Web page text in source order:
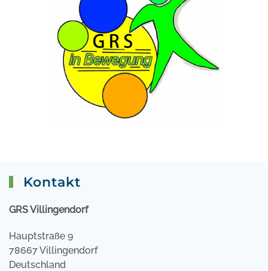
Kontakt
GRS Villingendorf
Hauptstraße 9
78667 Villingendorf
Deutschland